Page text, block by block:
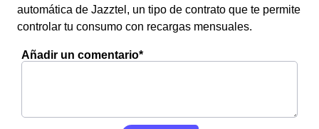
automática de Jazztel, un tipo de contrato que te permite
controlar tu consumo con recargas mensuales.
Añadir un comentario*